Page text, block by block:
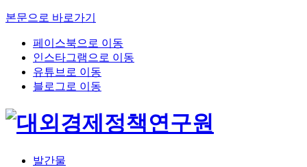
본문으로 바로가기
페이스북으로 이동
인스타그램으로 이동
유튜브로 이동
블로그로 이동
발간물